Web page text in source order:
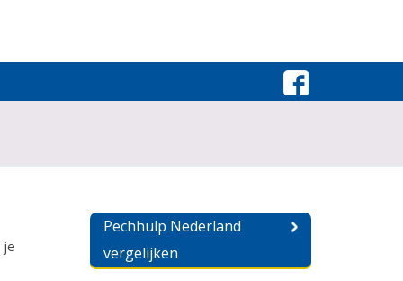
je
Pechhulp Nederland
vergelijken